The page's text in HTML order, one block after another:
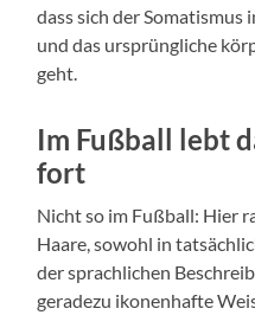
dass sich der
und das ursprüngliche
geht.
Im Fußball lebt
fort
Nicht so im Fußball: Hier
Haare, sowohl in
der sprachlichen
geradezu ikonenhafte